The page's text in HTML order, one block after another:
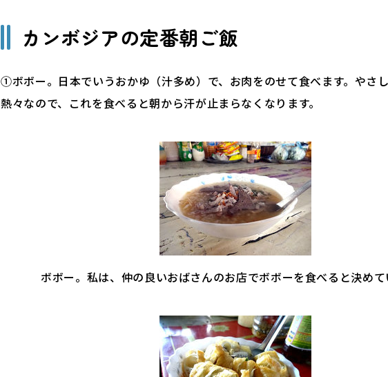
カンボジアの定番朝ご飯
①ボボー。日本でいうおかゆ（汁多め）で、お肉をのせて食べます。やさし
熱々なので、これを食べると朝から汗が止まらなくなります。
ボボー。私は、仲の良いおばさんのお店でボボーを食べると決めて